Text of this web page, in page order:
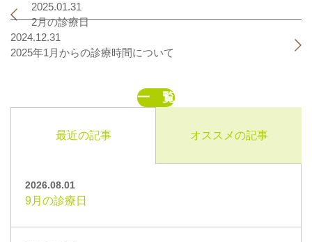
2025.01.31
2月の診療日
2024.12.31
2025年1月からの診療時間について
一 覧
最近の記事 オススメの記事
2026.08.01
9月の診療日